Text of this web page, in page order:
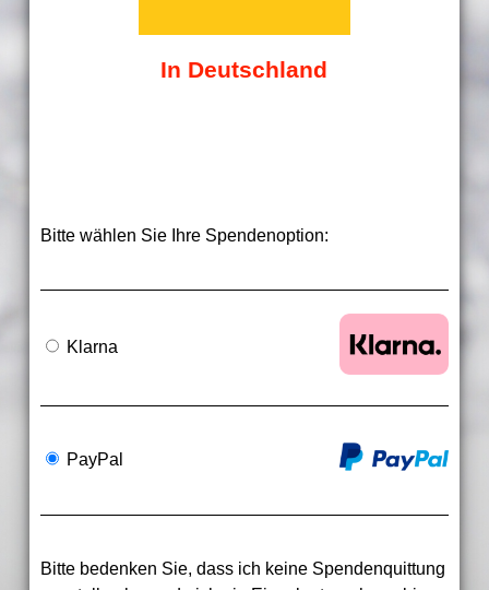
In Deutschland
Bitte wählen Sie Ihre Spendenoption:
Klarna
PayPal
Bitte bedenken Sie, dass ich keine Spendenquittung